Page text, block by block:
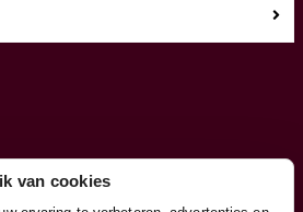
van cookies